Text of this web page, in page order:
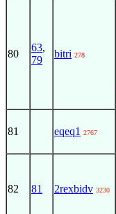
80
63,
79
bitri 278
81 eqeq1 2767
82 81 2rexbidv 3230